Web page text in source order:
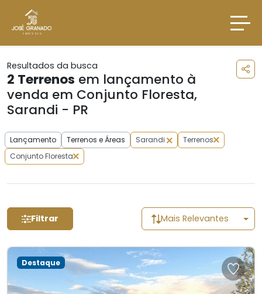
Resultados da busca
2 Terrenos em lançamento à
venda em Conjunto Floresta,
Sarandi - PR
Lançamento Terrenos e Áreas Sarandi
Terrenos
Conjunto Floresta
Filtrar Mais Relevantes
Destaque